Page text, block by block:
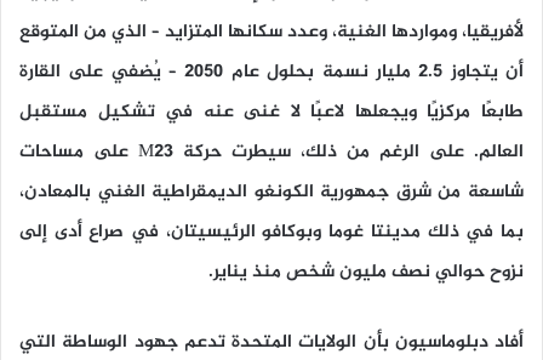
لأفريقيا، ومواردها الغنية، وعدد سكانها المتزايد – الذي من المتوقع
أن يتجاوز ٢.٥ مليار نسمة بحلول عام ٢٠٥٠ – يُضفي على القارة
طابعًا مركزيًا ويجعلها لاعبًا لا غنى عنه في تشكيل مستقبل
العالم. على الرغم من ذلك، سيطرت حركة M23 على مساحات
شاسعة من شرق جمهورية الكونغو الديمقراطية الغني بالمعادن،
بما في ذلك مدينتا غوما وبوكافو الرئيسيتان، في صراع أدى إلى
نزوح حوالي نصف مليون شخص منذ يناير.
أفاد دبلوماسيون بأن الولايات المتحدة تدعم جهود الوساطة التي